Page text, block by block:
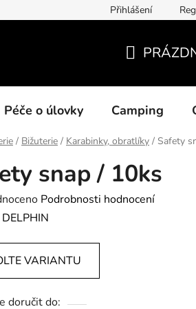
Přihlášení
KOŠÍK
Péče o úlovky Camping
/ Bižuterie / Karabinky, obratlíky / Safety
snap / 10ks
Podrobnosti hodnocení
DELPHIN
VARIANTU
doručit do: